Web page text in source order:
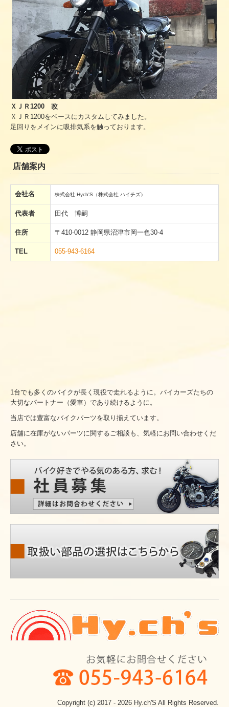
店舗案内
会社名 株式会社 Hych'S（株式会社 ハイチズ）
代表者 田代 博嗣
住所 〒410-0012 静岡県沼津市岡一色30-4
TEL 055-943-6164
1台でも多くのバイクが長く現役で走れるように。バイカーズたちの
大切なパートナー（愛車）であり続けるように。
当店では豊富なバイクパーツを取り揃えています。
店舗に在庫がないパーツに関するご相談も、気軽にお問い合わせくだ
さい。
ＸＪＲ1200 改
ＸＪＲ1200をベースにカスタムしてみました。
足回りをメインに吸排気系を触っております。
Copyright (c) 2017 - 2026 Hy.ch'S All Rights Reserved.